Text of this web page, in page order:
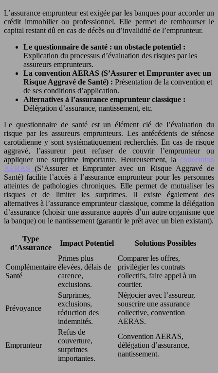
L’assurance emprunteur est exigée par les banques pour accorder un
crédit immobilier ou professionnel. Elle permet de rembourser le
capital restant dû en cas de décès ou d’invalidité de l’emprunteur.
Le questionnaire de santé : un obstacle potentiel :
Explication du processus d’évaluation des risques par les
assureurs emprunteurs.
La convention AERAS (S’Assurer et Emprunter avec un
Risque Aggravé de Santé) : Présentation de la convention et
de ses conditions d’application.
Alternatives à l’assurance emprunteur classique :
Délégation d’assurance, nantissement, etc.
Le questionnaire de santé est un élément clé de l’évaluation du
risque par les assureurs emprunteurs. Les antécédents de sténose
carotidienne y sont systématiquement recherchés. En cas de risque
aggravé, l’assureur peut refuser de couvrir l’emprunteur ou
appliquer une surprime importante. Heureusement, la convention
AERAS(S’Assurer et Emprunter avec un Risque Aggravé de
Santé) facilite l’accès à l’assurance emprunteur pour les personnes
atteintes de pathologies chroniques. Elle permet de mutualiser les
risques et de limiter les surprimes. Il existe également des
alternatives à l’assurance emprunteur classique, comme la délégation
d’assurance (choisir une assurance auprès d’un autre organisme que
la banque) ou le nantissement (garantir le prêt avec un bien existant).
Type
d’Assurance
Impact Potentiel Solutions Possibles
Complémentaire
Santé
Primes plus
élevées, délais de
carence,
exclusions.
Comparer les offres,
privilégier les contrats
collectifs, faire appel à un
courtier.
Prévoyance
Surprimes,
exclusions,
réduction des
indemnités.
Négocier avec l’assureur,
souscrire une assurance
collective, convention
AERAS.
Emprunteur
Refus de
couverture,
surprimes
importantes.
Convention AERAS,
délégation d’assurance,
nantissement.